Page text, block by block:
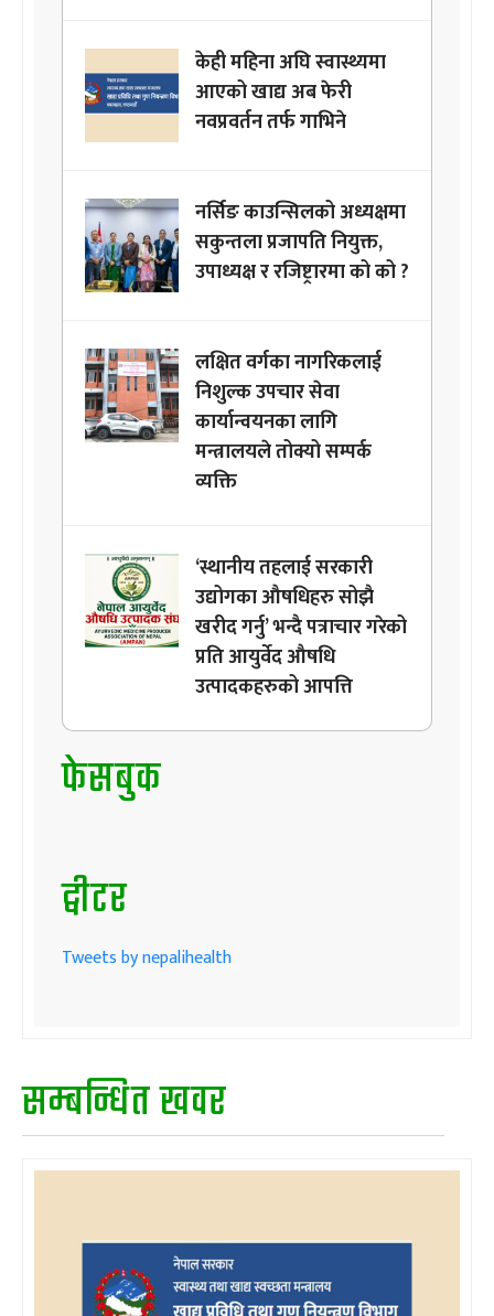
केही महिना अघि स्वास्थ्यमा
आएको खाद्य अब फेरी
नवप्रवर्तन तर्फ गाभिने
नर्सिङ काउन्सिलको अध्यक्षमा
सकुन्तला प्रजापति नियुक्त,
उपाध्यक्ष र रजिष्ट्रारमा को को ?
लक्षित वर्गका नागरिकलाई
निशुल्क उपचार सेवा
कार्यान्वयनका लागि
मन्त्रालयले तोक्यो सम्पर्क
व्यक्ति
‘स्थानीय तहलाई सरकारी
उद्योगका औषधिहरु सोझै
खरीद गर्नु’ भन्दै पत्राचार गरेको
प्रति आयुर्वेद औषधि
उत्पादकहरुको आपत्ति
फेसबुक
ट्वीटर
Tweets by nepalihealth
सम्बन्धित खवर